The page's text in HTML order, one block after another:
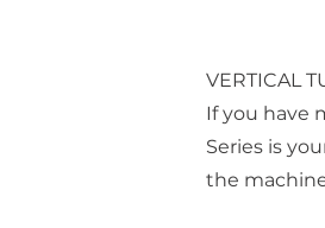
VERTICAL
If you have
Series is
the